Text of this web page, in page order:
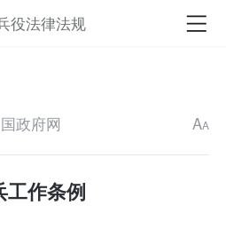
役法律法规
政府网 AA
工作条例